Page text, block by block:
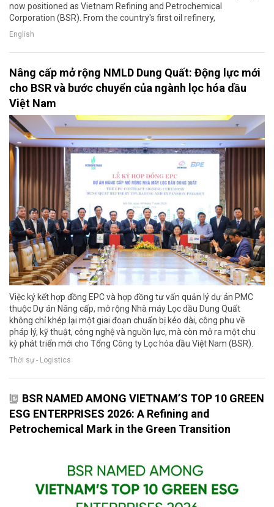
now positioned as Vietnam Refining and Petrochemical
Corporation (BSR). From the country's first oil refinery,
English
Nâng cấp mở rộng NMLD Dung Quất: Động lực mới
cho BSR và bước chuyển của ngành lọc hóa dầu
Việt Nam
Việc ký kết hợp đồng EPC và hợp đồng tư vấn quản lý dự án PMC
thuộc Dự án Nâng cấp, mở rộng Nhà máy Lọc dầu Dung Quất
không chỉ khép lại một giai đoạn chuẩn bị kéo dài, công phu về
pháp lý, kỹ thuật, công nghệ và nguồn lực, mà còn mở ra một chu
kỳ phát triển mới cho Tổng Công ty Lọc hóa dầu Việt Nam (BSR).
Thời sự - Logistics
BSR NAMED AMONG VIETNAM’S TOP 10 GREEN
ESG ENTERPRISES 2026: A Refining and
Petrochemical Mark in the Green Transition